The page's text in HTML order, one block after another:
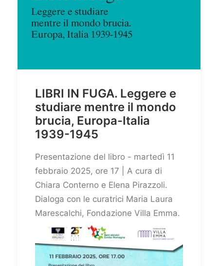
LIBRI IN FUGA. Leggere e
studiare mentre il mondo
brucia, Europa-Italia
1939-1945
Presentazione del libro - martedì 11
febbraio 2025, ore 17 | A cura di
Chiara Conterno e Elena Pirazzoli.
Dialoga con le curatrici Maria Laura
Marescalchi, Fondazione Villa Emma.